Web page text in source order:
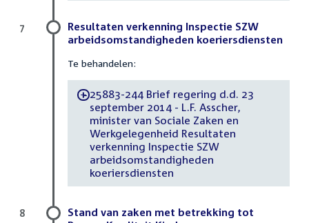
Resultaten verkenning Inspectie SZW
arbeidsomstandigheden koeriersdiensten
Te behandelen:
-25883-244 Brief regering d.d. 23
september 2014 - L.F. Asscher,
minister van Sociale Zaken en
Werkgelegenheid Resultaten
verkenning Inspectie SZW
arbeidsomstandigheden
koeriersdiensten
7
Stand van zaken met betrekking tot
8